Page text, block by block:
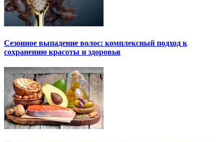
Сезонное выпадение волос: комплексный подход к
сохранению красоты и здоровья